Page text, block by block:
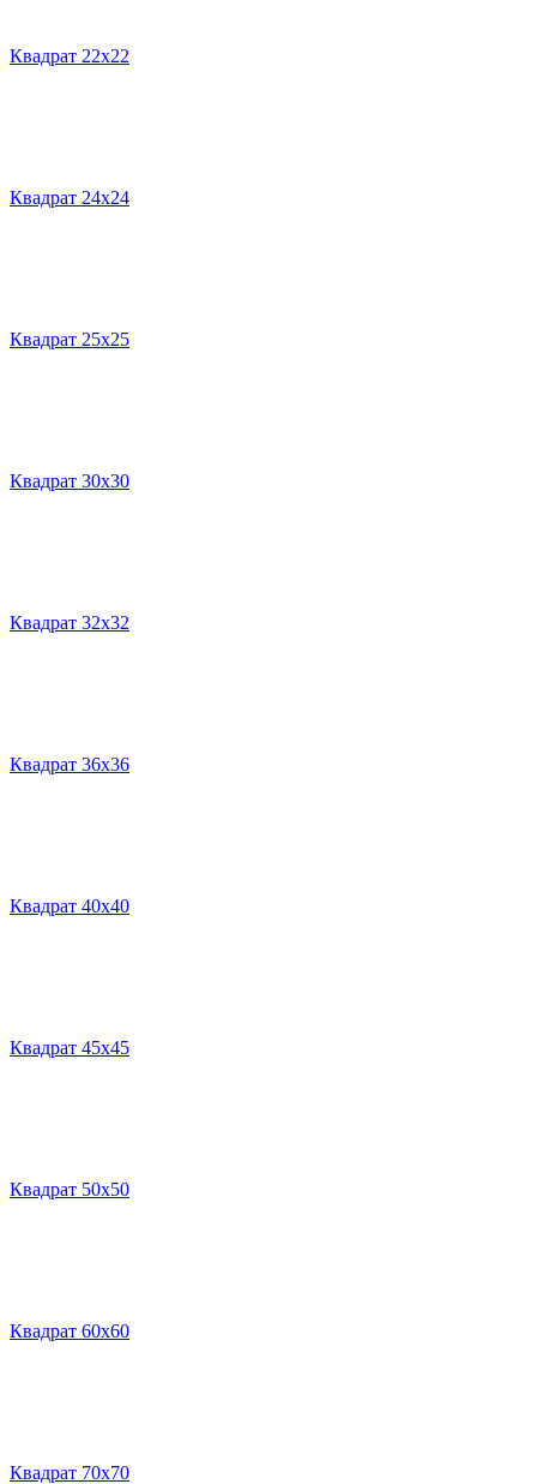
Квадрат 22х22
Квадрат 24х24
Квадрат 25х25
Квадрат 30х30
Квадрат 32х32
Квадрат 36х36
Квадрат 40х40
Квадрат 45х45
Квадрат 50х50
Квадрат 60х60
Квадрат 70х70